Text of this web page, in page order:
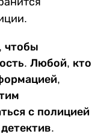
чтобы
Любой, кто
с полицией